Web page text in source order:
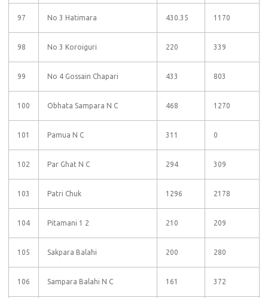
97 No 3 Hatimara 430.35 1170
98 No 3 Koroiguri 220 339
99 No 4 Gossain Chapari 433 803
100 Obhata Sampara N C 468 1270
101 Pamua N C 311 0
102 Par Ghat N C 294 309
103 Patri Chuk 1296 2178
104 Pitamani 1 2 210 209
105 Sakpara Balahi 200 280
106 Sampara Balahi N C 161 372